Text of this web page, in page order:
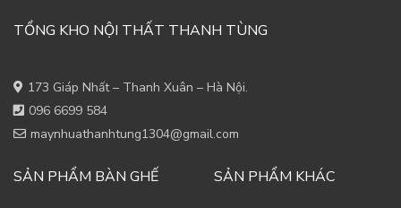
TỔNG KHO NỘI THẤT THANH TÙNG
173 Giáp Nhất – Thanh Xuân – Hà Nội.
096 6699 584
maynhuathanhtung1304@gmail.com
SẢN PHẨM BÀN GHẾ SẢN PHẨM KHÁC